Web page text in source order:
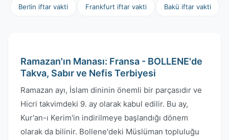
Berlin iftar vakti Frankfurt iftar vakti Bakü iftar vakti
Ramazan'ın Manası: Fransa - BOLLENE'de
Takva, Sabır ve Nefis Terbiyesi
Ramazan ayı, İslam dininin önemli bir parçasıdır ve
Hicri takvimdeki 9. ay olarak kabul edilir. Bu ay,
Kur'an-ı Kerim'in indirilmeye başlandığı dönem
olarak da bilinir. Bollene'deki Müslüman topluluğu